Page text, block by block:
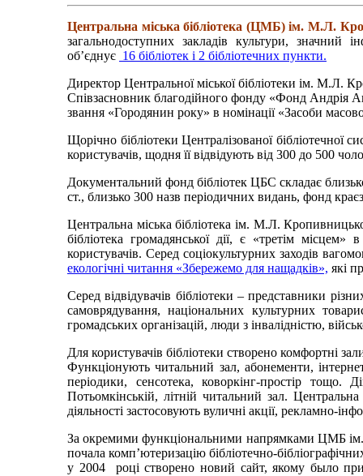
Центральна міська бібліотека (ЦМБ) ім. М.Л.
загальнодоступних закладів культури, значний
об’єднує 16 бібліотек і 2 бібліотечних пункти.
Директор Центральної міської бібліотеки ім.
Співзасновник благодійного фонду «Фонд Андрія
звання «Городянин року» в номінації «Засоби
Щорічно бібліотеки Централізованої бібліотечної
користувачів, щодня її відвідують від 300 до 500
Документальний фонд бібліотек ЦБС складає
ст., близько 300 назв періодичних видань, фонд
Центральна міська бібліотека ім. М.Л.
бібліотека громадянської дії, є «третім
користувачів. Серед соціокультурних заходів
екологічні читання «Збережемо для нащадків», які
Серед відвідувачів бібліотеки – представники
самоврядування, національних культурних
громадських організацій, люди з інвалідністю,
Для користувачів бібліотеки створено комфортні
Функціонують читальний зал, абонементи,
періодики, сенсотека, коворкінг-простір тощо.
Потьомкінській, літній читальний зал.
діяльності застосовують вуличні акції, рекламно-
За окремими функціональними напрямками ЦМБ ім.
почала комп’ютеризацію бібліотечно-
у 2004 році створено новий сайт, якому было